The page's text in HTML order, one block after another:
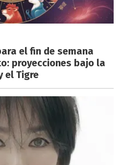
el fin de semana
proyecciones bajo la
el Tigre